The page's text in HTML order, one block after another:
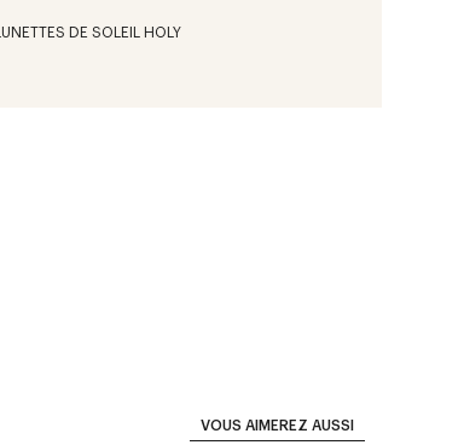
VOUS AIMEREZ AUSSI